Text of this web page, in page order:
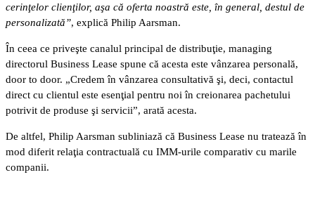
cerinţelor clienţilor, aşa că oferta noastră este, în general, destul de
personalizată”, explică Philip Aarsman.
În ceea ce priveşte canalul principal de distribuţie, managing
directorul Business Lease spune că acesta este vânzarea personală,
door to door. „Credem în vânzarea consultativă şi, deci, contactul
direct cu clientul este esenţial pentru noi în creionarea pachetului
potrivit de produse şi servicii”, arată acesta.
De altfel, Philip Aarsman subliniază că Business Lease nu tratează în
mod diferit relaţia contractuală cu IMM-urile comparativ cu marile
companii.